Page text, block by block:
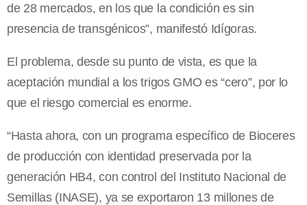
de 28 mercados, en los que la condición es sin
presencia de transgénicos”, manifestó Idígoras.
El problema, desde su punto de vista, es que la
aceptación mundial a los trigos GMO es “cero”, por lo
que el riesgo comercial es enorme.
“Hasta ahora, con un programa específico de Bioceres
de producción con identidad preservada por la
generación HB4, con control del Instituto Nacional de
Semillas (INASE), ya se exportaron 13 millones de